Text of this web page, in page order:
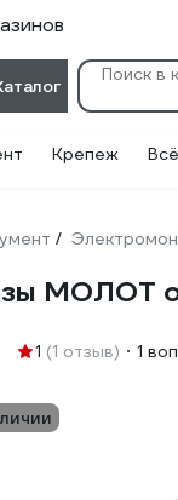
Крепеж
/
МОЛОТ
1 (1 отзыв) 1